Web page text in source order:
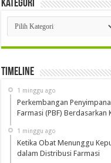
Kategori
Kategori
Timeline
1 minggu ago
Perkembangan
Farmasi (PBF) Berdasarkan
1 minggu ago
Ketika Obat Menunggu
dalam Distribusi Farmasi